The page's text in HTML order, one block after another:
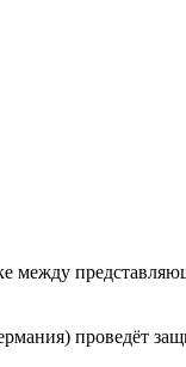
между
проведёт